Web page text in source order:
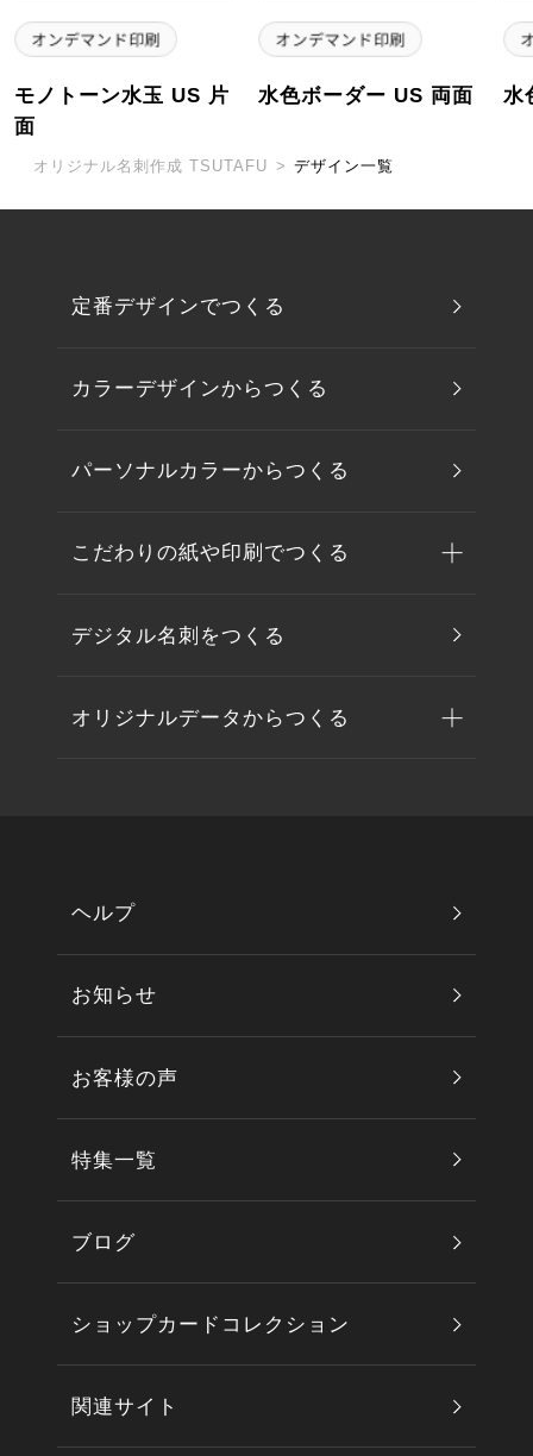
モノトーン水玉 US 片
面
水色ボーダー US 両面 水
オリジナル名刺作成 TSUTAFU > デザイン一覧
定番デザインでつくる
カラーデザインからつくる
パーソナルカラーからつくる
こだわりの紙や印刷でつくる
デジタル名刺をつくる
オリジナルデータからつくる
ヘルプ
お知らせ
お客様の声
特集一覧
ブログ
ショップカードコレクション
関連サイト